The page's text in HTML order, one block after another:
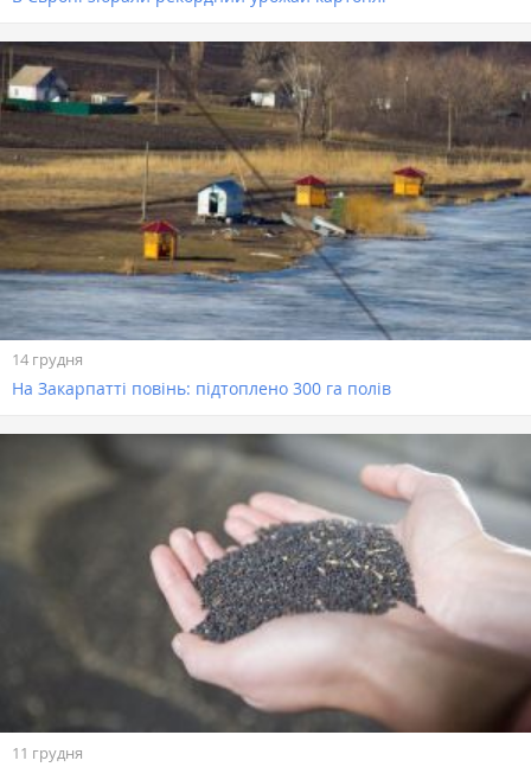
14 грудня
На Закарпатті повінь: підтоплено 300 га полів
11 грудня